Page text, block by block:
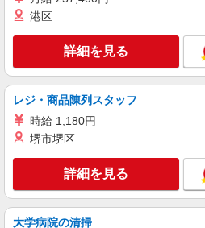
［データ入力］件
時給1500円
愛知県名古屋市
県）駅、六番町駅
無料駐車場あり
キープ
派遣社員
パーソルテンプスタッフ株式会社 名
ー/26-0361627
午前は受注対応☆
港区
詳細を見る
レジ・商品陳列スタッフ
時給 1,180円
堺市堺区
詳細を見る
大学病院の清掃